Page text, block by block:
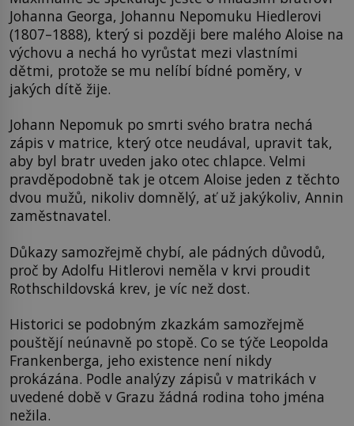
Johanna Georga, Johannu Nepomuku Hiedlerovi
(1807–1888), který si později bere malého Aloise na
výchovu a nechá ho vyrůstat mezi vlastními
dětmi, protože se mu nelíbí bídné poměry, v
jakých dítě žije.
Johann Nepomuk po smrti svého bratra nechá
zápis v matrice, který otce neudával, upravit tak,
aby byl bratr uveden jako otec chlapce. Velmi
pravděpodobně tak je otcem Aloise jeden z těchto
dvou mužů, nikoliv domnělý, ať už jakýkoliv, Annin
zaměstnavatel.
Důkazy samozřejmě chybí, ale pádných důvodů,
proč by Adolfu Hitlerovi neměla v krvi proudit
Rothschildovská krev, je víc než dost.
Historici se podobným zkazkám samozřejmě
pouštějí neúnavně po stopě. Co se týče Leopolda
Frankenberga, jeho existence není nikdy
prokázána. Podle analýzy zápisů v matrikách v
uvedené době v Grazu žádná rodina toho jména
nežila.